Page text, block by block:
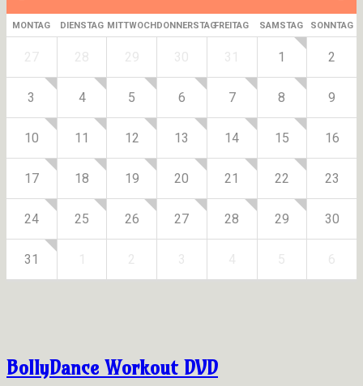
MONTAG DIENSTAG MITTWOCHDONNERSTAGFREITAG SAMSTAG SONNTAG
1 2
3 4 5 6 7 8 9
10 11 12 13 14 15 16
17 18 19 20 21 22 23
24 25 26 27 28 29 30
31
BollyDance Workout DVD